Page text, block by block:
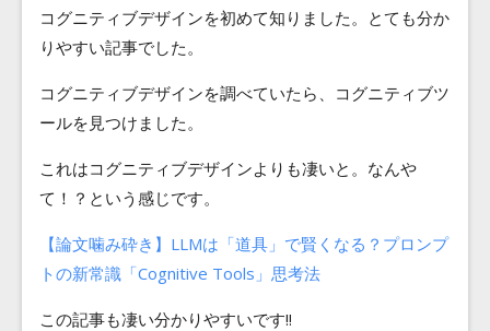
コグニティブデザインを初めて知りました。とても分か
りやすい記事でした。
コグニティブデザインを調べていたら、コグニティブツ
ールを見つけました。
これはコグニティブデザインよりも凄いと。なんや
て！？という感じです。
【論文噛み砕き】LLMは「道具」で賢くなる？プロンプ
トの新常識「Cognitive Tools」思考法
この記事も凄い分かりやすいです!!